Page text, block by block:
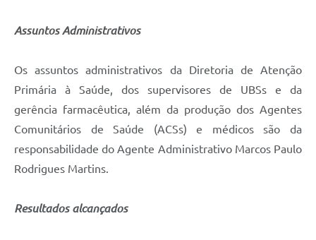
Assuntos Administrativos
Os assuntos administrativos da Diretoria de Atenção
Primária à Saúde, dos supervisores de UBSs e da
gerência farmacêutica, além da produção dos Agentes
Comunitários de Saúde (ACSs) e médicos são da
responsabilidade do Agente Administrativo Marcos Paulo
Rodrigues Martins.
Resultados alcançados